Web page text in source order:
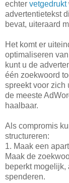
echter vetgedrukt
advertentietekst
bevat, uiteraard
Het komt er
optimaliseren
kunt u de
één zoekwoord
spreekt voor zich
de meeste
haalbaar.
Als compromis
structureren:
1. Maak een
Maak de
beperkt
spenderen.